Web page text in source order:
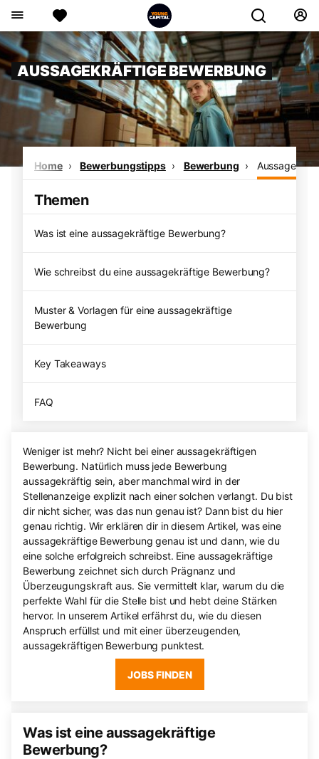
AUSSAGEKRÄFTIGE BEWERBUNG
Home Bewerbungstipps Bewerbung
Themen
Was ist eine aussagekräftige Bewerbung?
Wie schreibst du eine aussagekräftige Bewerbung?
Muster & Vorlagen für eine aussagekräftige
Bewerbung
Key Takeaways
FAQ
Weniger ist mehr? Nicht bei einer aussagekräftigen
Bewerbung. Natürlich muss jede Bewerbung
aussagekräftig sein, aber manchmal wird in der
Stellenanzeige explizit nach einer solchen verlangt. Du bist
dir nicht sicher, was das nun genau ist? Dann bist du hier
genau richtig. Wir erklären dir in diesem Artikel, was eine
aussagekräftige Bewerbung genau ist und dann, wie du
eine solche erfolgreich schreibst. Eine aussagekräftige
Bewerbung zeichnet sich durch Prägnanz und
Überzeugungskraft aus. Sie vermittelt klar, warum du die
perfekte Wahl für die Stelle bist und hebt deine Stärken
hervor. In unserem Artikel erfährst du, wie du diesen
Anspruch erfüllst und mit einer überzeugenden,
aussagekräftigen Bewerbung punktest.
JOBS FINDEN
Was ist eine aussagekräftige
Bewerbung?